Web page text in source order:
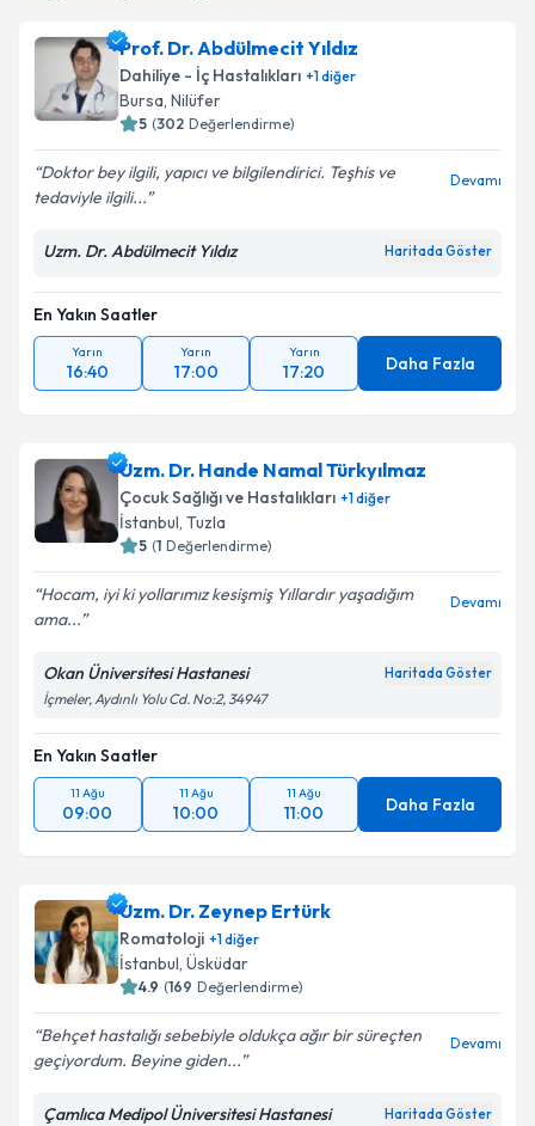
Kişisel verilerimin işlenmesine ilişkin
Metni'ni okudum ve kişisel verilerimin belirtilen
kapsamda işlenmesini kabul ediyorum.
Takvim Talebini Gönder
Prof. Dr. Abdülmecit Yıldız
Dahiliye - İç Hastalıkları +1diğer
Bursa, Nilüfer
5 (302 Değerlendirme)
Doktor bey ilgili, yapıcı ve bilgilendirici. Teşhis ve
tedaviyle ilgili...
Devamı
Uzm. Dr. Abdülmecit Yıldız Haritada Göster
En Yakın Saatler
Yarın
16:40
Yarın
17:00
Yarın
17:20 Daha Fazla
Uzm. Dr. Hande Namal Türkyılmaz
Çocuk Sağlığı ve Hastalıkları +1diğer
İstanbul, Tuzla
5 (1 Değerlendirme)
Hocam, iyi ki yollarımız kesişmiş Yıllardır yaşadığım
ama...
Devamı
Okan Üniversitesi Hastanesi Haritada Göster
İçmeler, Aydınlı Yolu Cd. No:2, 34947
En Yakın Saatler
11 Ağu
09:00
11 Ağu
10:00
11 Ağu
11:00 Daha Fazla
Uzm. Dr. Zeynep Ertürk
Romatoloji +1diğer
İstanbul, Üsküdar
4.9 (169 Değerlendirme)
Behçet hastalığı sebebiyle oldukça ağır bir süreçten
geçiyordum. Beyine giden...
Devamı
Çamlıca Medipol Üniversitesi Hastanesi Haritada Göster